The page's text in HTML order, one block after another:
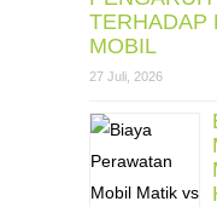
TERHADAP
MOBIL
27 Juli, 2026